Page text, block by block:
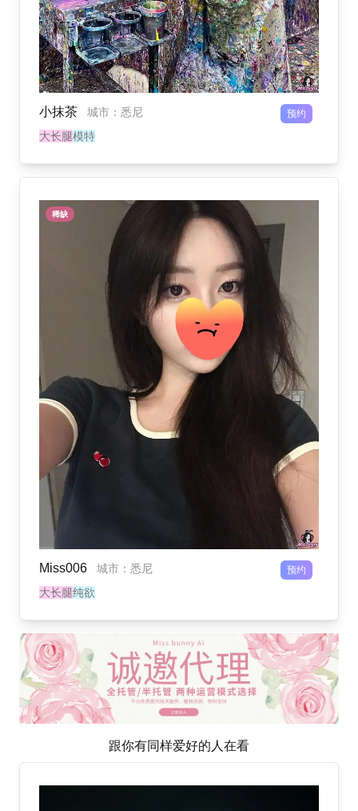
小抹茶 城市 ： 悉尼 预约
大长腿模特
稀缺
Miss006 城市 ： 悉尼 预约
大长腿纯欲
跟你有同样爱好的人在看